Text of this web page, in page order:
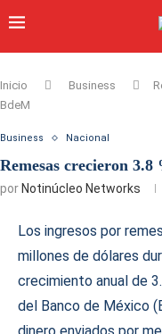
Inicio Business
BdeM
Business Nacional
Remesas crecieron
por Notinúcleo Networks
Los ingresos por
millones de dólares
crecimiento anual de
del Banco de México